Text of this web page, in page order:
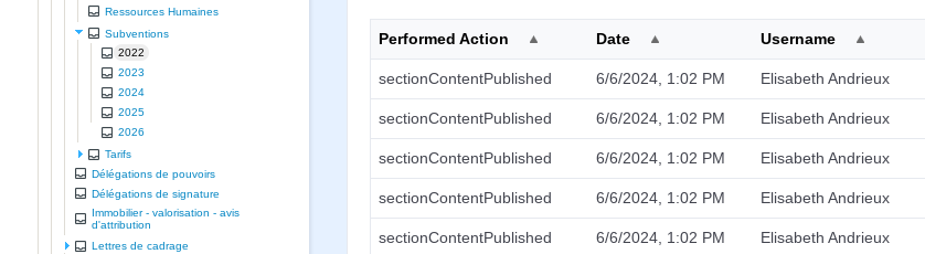
Ressources Humaines
Subventions
2022
2023
2024
2025
2026
Tarifs
Délégations de pouvoirs
Délégations de signature
Immobilier - valorisation - avis
d'attribution
Lettres de cadrage
Performed Action Date Username
sectionContentPublished 6/6/2024, 1:02 PM Elisabeth Andrieux
sectionContentPublished 6/6/2024, 1:02 PM Elisabeth Andrieux
sectionContentPublished 6/6/2024, 1:02 PM Elisabeth Andrieux
sectionContentPublished 6/6/2024, 1:02 PM Elisabeth Andrieux
sectionContentPublished 6/6/2024, 1:02 PM Elisabeth Andrieux